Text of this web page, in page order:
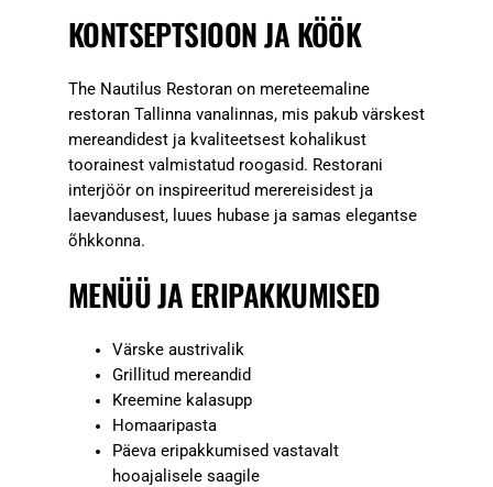
KONTSEPTSIOON JA KÖÖK
The Nautilus Restoran on mereteemaline
restoran Tallinna vanalinnas, mis pakub värskest
mereandidest ja kvaliteetsest kohalikust
toorainest valmistatud roogasid. Restorani
interjöör on inspireeritud merereisidest ja
laevandusest, luues hubase ja samas elegantse
õhkkonna.
MENÜÜ JA ERIPAKKUMISED
Värske austrivalik
Grillitud mereandid
Kreemine kalasupp
Homaaripasta
Päeva eripakkumised vastavalt
hooajalisele saagile